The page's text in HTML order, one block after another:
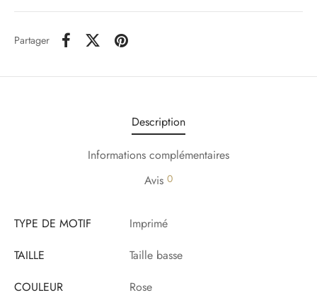
Partager
Description
Informations complémentaires
Avis 0
TYPE DE MOTIF
Imprimé
TAILLE
Taille basse
COULEUR
Rose